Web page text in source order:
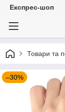
Експрес-шоп
Товари та
–30%